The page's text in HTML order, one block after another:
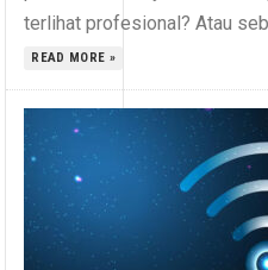
terlihat profesional? Atau
READ MORE »